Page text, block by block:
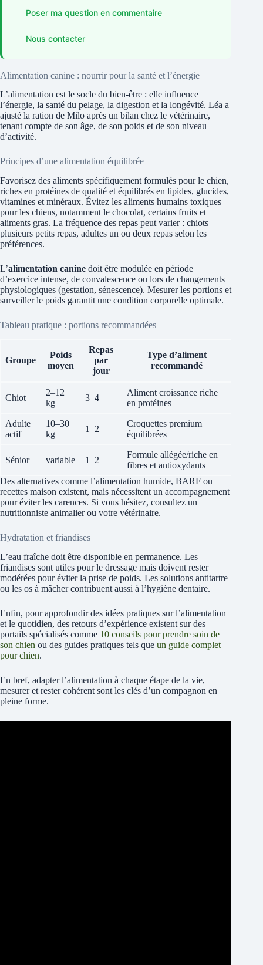
Poser ma question en commentaire
Nous contacter
Alimentation canine : nourrir pour la santé et l’énergie
L’alimentation est le socle du bien-être : elle influence
l’énergie, la santé du pelage, la digestion et la longévité. Léa a
ajusté la ration de Milo après un bilan chez le vétérinaire,
tenant compte de son âge, de son poids et de son niveau
d’activité.
Principes d’une alimentation équilibrée
Favorisez des aliments spécifiquement formulés pour le chien,
riches en protéines de qualité et équilibrés en lipides, glucides,
vitamines et minéraux. Évitez les aliments humains toxiques
pour les chiens, notamment le chocolat, certains fruits et
aliments gras. La fréquence des repas peut varier : chiots
plusieurs petits repas, adultes un ou deux repas selon les
préférences.
L’alimentation canine doit être modulée en période
d’exercice intense, de convalescence ou lors de changements
physiologiques (gestation, sénescence). Mesurer les portions et
surveiller le poids garantit une condition corporelle optimale.
Tableau pratique : portions recommandées
Groupe
Poids
moyen
Repas
par
jour
Type d’aliment
recommandé
Chiot
2–12
kg
3–4
Aliment croissance riche
en protéines
Adulte
actif
10–30
kg
1–2
Croquettes premium
équilibrées
Sénior variable 1–2
Formule allégée/riche en
fibres et antioxydants
Des alternatives comme l’alimentation humide, BARF ou
recettes maison existent, mais nécessitent un accompagnement
pour éviter les carences. Si vous hésitez, consultez un
nutritionniste animalier ou votre vétérinaire.
Hydratation et friandises
L’eau fraîche doit être disponible en permanence. Les
friandises sont utiles pour le dressage mais doivent rester
modérées pour éviter la prise de poids. Les solutions antitartre
ou les os à mâcher contribuent aussi à l’hygiène dentaire.
Enfin, pour approfondir des idées pratiques sur l’alimentation
et le quotidien, des retours d’expérience existent sur des
portails spécialisés comme 10 conseils pour prendre soin de
son chien ou des guides pratiques tels que un guide complet
pour chien.
En bref, adapter l’alimentation à chaque étape de la vie,
mesurer et rester cohérent sont les clés d’un compagnon en
pleine forme.